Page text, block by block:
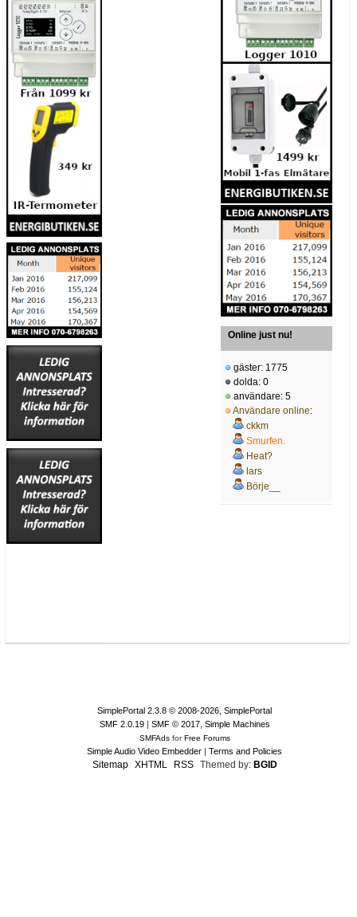
Online just nu!
gäster: 1775
dolda: 0
användare: 5
Användare online:
ckkm
Smurfen.
Heat?
lars
Börje__
SimplePortal 2.3.8 © 2008-2026, SimplePortal
SMF 2.0.19| SMF © 2017, Simple Machines
SMFAdsforFree Forums
Simple Audio Video Embedder | Terms and Policies
Sitemap XHTML RSS Themed by: BGID